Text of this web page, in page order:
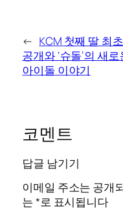
← KCM 첫째 딸 최초
공개와 ‘슈돌’의 새로
아이돌 이야기
코멘트
답글 남기기
이메일 주소는 공개
는*로 표시됩니다